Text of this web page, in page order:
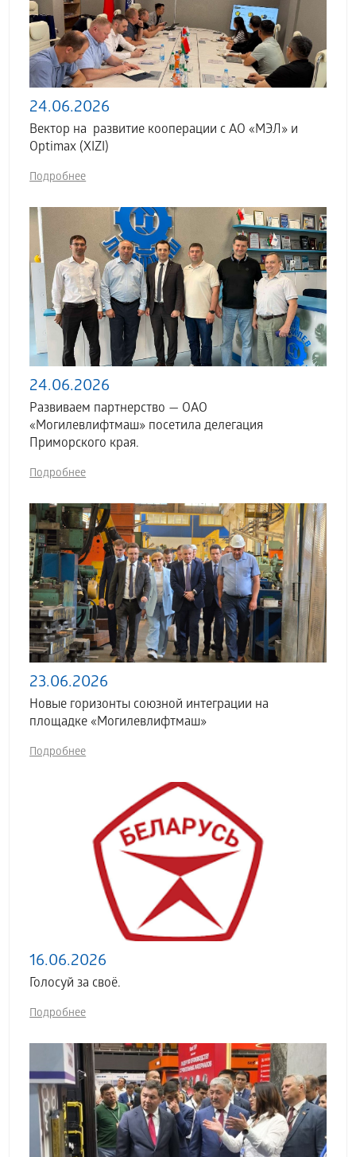
24.06.2026
Вектор на развитие кооперации с АО «МЭЛ» и
Optimax (XIZI)
Подробнее
24.06.2026
Развиваем партнерство — ОАО
«Могилевлифтмаш» посетила делегация
Приморского края.
Подробнее
23.06.2026
Новые горизонты союзной интеграции на
площадке «Могилевлифтмаш»
Подробнее
16.06.2026
Голосуй за своё.
Подробнее